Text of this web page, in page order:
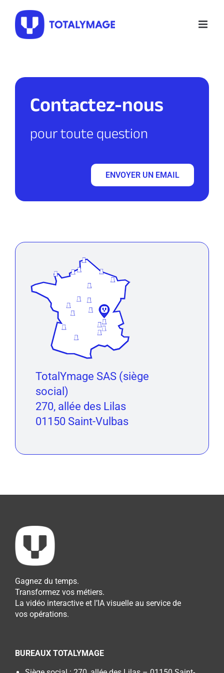
content
Contactez-nous
pour toute question
ENVOYER UN EMAIL
TotalYmage SAS (siège
social)
270, allée des Lilas
01150 Saint-Vulbas
Gagnez du temps.
Transformez vos métiers.
La vidéo interactive et l’IA visuelle au service de
vos opérations.
BUREAUX TOTALYMAGE